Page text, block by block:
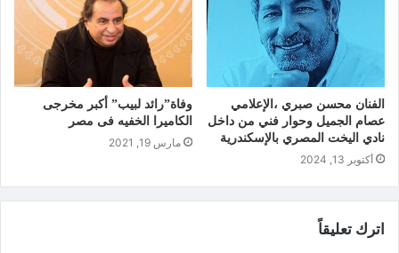
الفنان محسن صبري ،الإعلامي
عصام الجميل وحوار فني من داخل
نادي اليخت المصري بالإسكندرية
أكتوبر 13, 2024
وفاة”رائد لبيب” أكبر مخرجى
الكاميرا الخفيه فى مصر
مارس 19, 2021
اترك تعليقاً